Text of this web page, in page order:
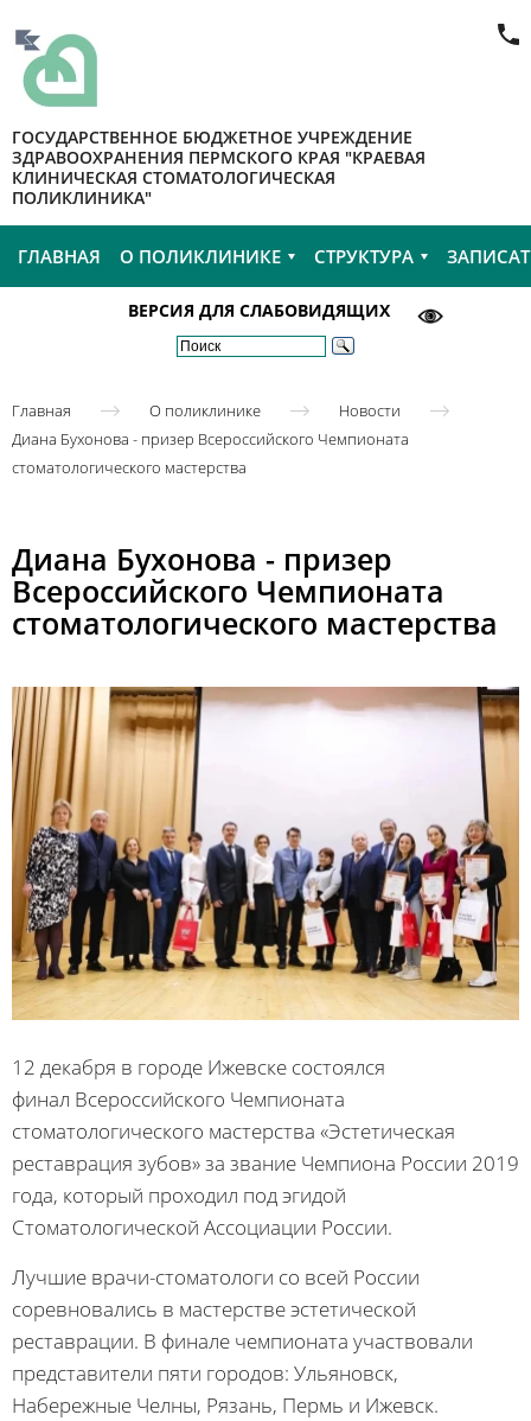
ГОСУДАРСТВЕННОЕ БЮДЖЕТНОЕ УЧРЕЖДЕНИЕ
ЗДРАВООХРАНЕНИЯ ПЕРМСКОГО КРАЯ "КРАЕВАЯ
КЛИНИЧЕСКАЯ СТОМАТОЛОГИЧЕСКАЯ
ПОЛИКЛИНИКА"
ГЛАВНАЯ О ПОЛИКЛИНИКЕ СТРУКТУРА
ВЕРСИЯ ДЛЯ СЛАБОВИДЯЩИХ
Главная О поликлинике
Новости
Диана Бухонова - призер Всероссийского Чемпионата
стоматологического мастерства
Диана Бухонова - призер
Всероссийского Чемпионата
стоматологического мастерства
12 декабря в городе Ижевске состоялся
финал Всероссийского Чемпионата
стоматологического мастерства «Эстетическая
реставрация зубов» за звание Чемпиона России 2019
года, который проходил под эгидой
Стоматологической Ассоциации России.
Лучшие врачи-стоматологи со всей России
соревновались в мастерстве эстетической
реставрации. В финале чемпионата участвовали
представители пяти городов: Ульяновск,
Набережные Челны, Рязань, Пермь и Ижевск.